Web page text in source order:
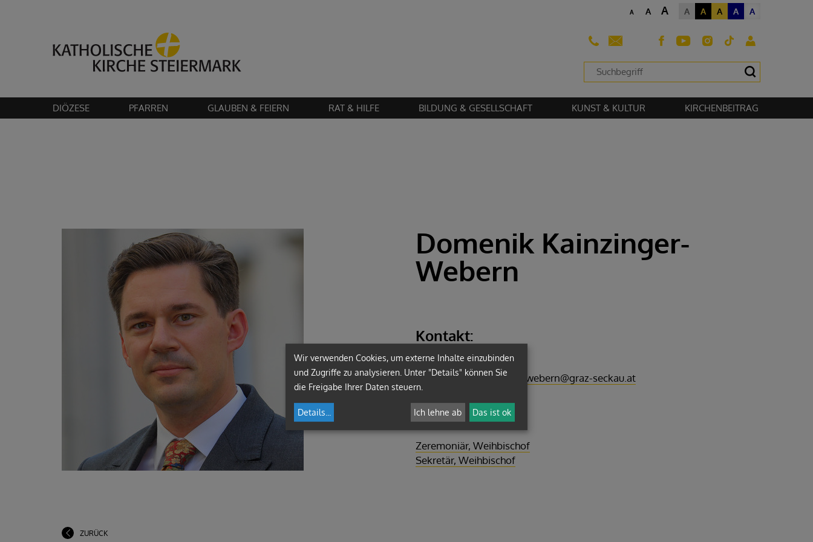
, um diesen Inhalt sehen zu können.
A A A A A A A A
DIÖZESE PFARREN GLAUBEN & FEIERN RAT & HILFE BILDUNG & GESELLSCHAFT KUNST & KULTUR KIRCHENBEITRAG
Domenik Kainzinger-
Webern
Kontakt:
+43 (316) 8041-406
domenik.kainzinger-webern@graz-seckau.at
Funktion/en:
Zeremoniär, Weihbischof
Sekretär, Weihbischof
ZURÜCK
Wir verwenden Cookies, um externe Inhalte einzubinden
und Zugriffe zu analysieren. Unter "Details" können Sie
die Freigabe Ihrer Daten steuern.
Details Ich lehne ab Das ist ok